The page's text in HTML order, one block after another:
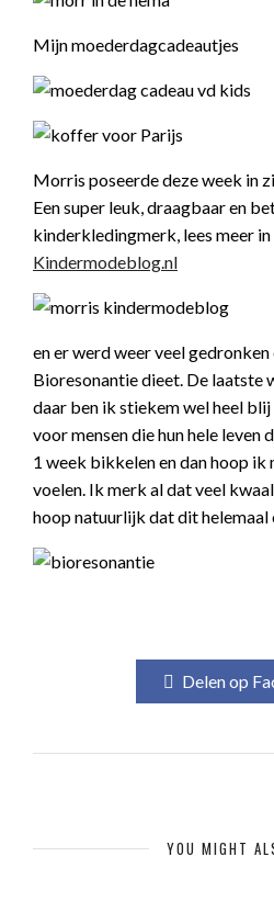
Mijn moederdagcadeautjes
Morris poseerde deze week in
Een super leuk, draagbaar en
kinderkledingmerk, lees meer
Kindermodeblog.nl
en er werd weer veel
Bioresonantie dieet. De laatste
daar ben ik stiekem wel heel
voor mensen die hun hele leven
1 week bikkelen en dan hoop ik
voelen. Ik merk al dat veel
hoop natuurlijk dat dit helemaal
Delen op
YOU MIGHT